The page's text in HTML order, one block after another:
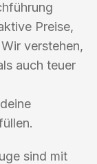
Preise,
verstehen,
auch teuer
sind mit